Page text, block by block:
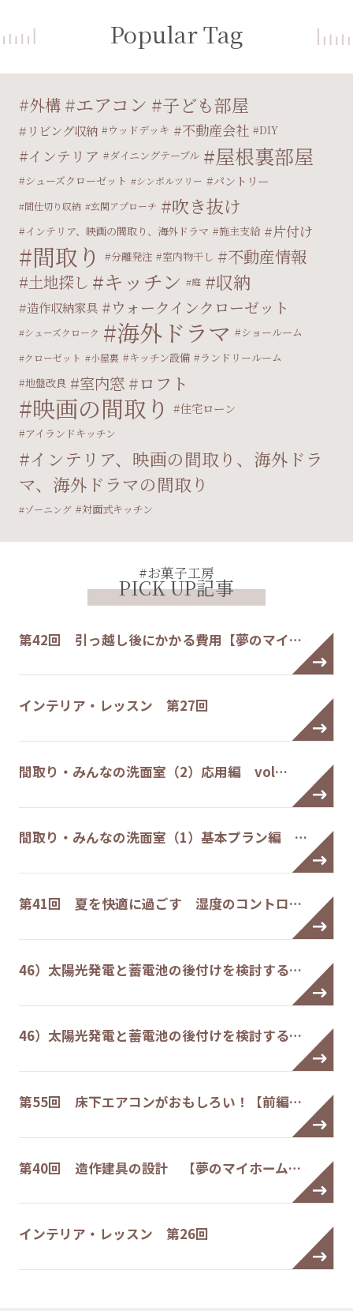
Popular Tag
外構 エアコン 子ども部屋
リビング収納 ウッドデッキ 不動産会社 DIY
インテリア ダイニングテーブル 屋根裏部屋
シューズクローゼット シンボルツリー パントリー
間仕切り収納 玄関アプローチ 吹き抜け
インテリア、映画の間取り、海外ドラマ 施主支給 片付け
間取り 分離発注 室内物干し 不動産情報
土地探し キッチン 庭 収納
造作収納家具 ウォークインクローゼット
シューズクローク 海外ドラマ ショールーム
クローゼット 小屋裏 キッチン設備
ランドリールーム
地盤改良
室内窓 ロフト
映画の間取り 住宅ローン
アイランドキッチン
インテリア、映画の間取り、海外ドラ
マ、海外ドラマの間取り
ゾーニング 対面式キッチン
#お菓子工房
PICK UP記事
第42回 引っ越し後にかかる費用【夢のマイ…
インテリア・レッスン 第27回
間取り・みんなの洗面室（2）応用編 vol…
間取り・みんなの洗面室（1）基本プラン編 …
第41回 夏を快適に過ごす 湿度のコントロ…
46）太陽光発電と蓄電池の後付けを検討する…
46）太陽光発電と蓄電池の後付けを検討する…
第55回 床下エアコンがおもしろい！【前編…
第40回 造作建具の設計 【夢のマイホーム…
インテリア・レッスン 第26回